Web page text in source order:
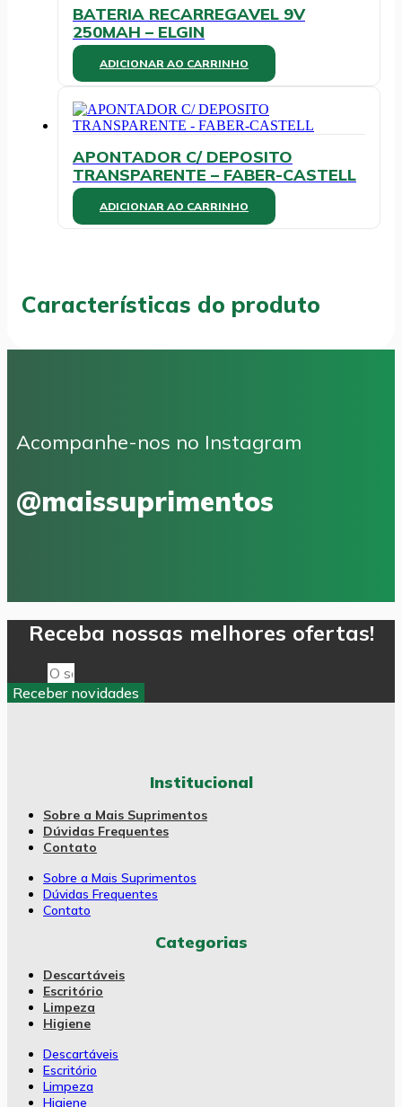
BATERIA RECARREGAVEL 9V
250MAH – ELGIN
ADICIONAR AO CARRINHO
APONTADOR C/ DEPOSITO
TRANSPARENTE – FABER-CASTELL
ADICIONAR AO CARRINHO
Características do produto
Acompanhe-nos no Instagram
@maissuprimentos
Receba nossas melhores ofertas!
Receber novidades
Institucional
Sobre a Mais Suprimentos
Dúvidas Frequentes
Contato
Sobre a Mais Suprimentos
Dúvidas Frequentes
Contato
Categorias
Descartáveis
Escritório
Limpeza
Higiene
Descartáveis
Escritório
Limpeza
Higiene